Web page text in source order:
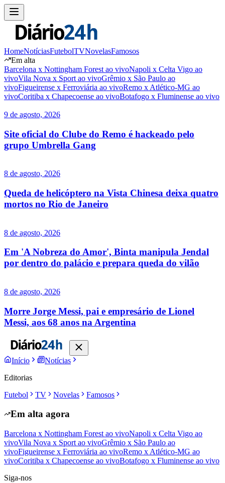
HomeNotíciasFutebolTVNovelasFamosos
Em alta
Barcelona x Nottingham Forest ao vivoNapoli x Celta Vigo ao
vivoVila Nova x Sport ao vivoGrêmio x São Paulo ao
vivoFigueirense x Ferroviária ao vivoRemo x Atlético-MG ao
vivoCoritiba x Chapecoense ao vivoBotafogo x Fluminense ao vivo
9 de agosto, 2026
Site oficial do Clube do Remo é hackeado pelo
grupo Umbrella Gang
8 de agosto, 2026
Queda de helicóptero na Vista Chinesa deixa quatro
mortos no Rio de Janeiro
8 de agosto, 2026
Em 'A Nobreza do Amor', Binta manipula Jendal
por dentro do palácio e prepara queda do vilão
8 de agosto, 2026
Morre Jorge Messi, pai e empresário de Lionel
Messi, aos 68 anos na Argentina
Início
Notícias
Editorias
Futebol
TV Novelas Famosos
Em alta agora
Barcelona x Nottingham Forest ao vivoNapoli x Celta Vigo ao
vivoVila Nova x Sport ao vivoGrêmio x São Paulo ao
vivoFigueirense x Ferroviária ao vivoRemo x Atlético-MG ao
vivoCoritiba x Chapecoense ao vivoBotafogo x Fluminense ao vivo
Siga-nos